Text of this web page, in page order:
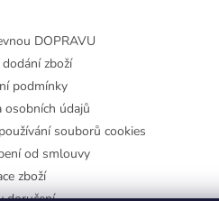
DOPRAVU
zboží
podmínky
osobních údajů
souborů cookies
od smlouvy
zboží